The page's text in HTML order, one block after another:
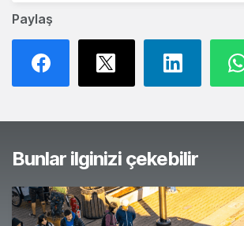
Paylaş
Bunlar ilginizi çekebilir